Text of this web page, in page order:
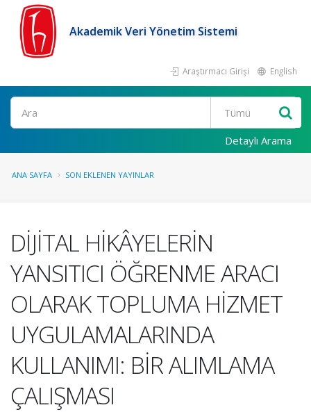
Akademik Veri Yönetim Sistemi
Araştırmacı Girişi English
Ara
Detaylı Arama
ANA SAYFA SON EKLENEN YAYINLAR
DİJİTAL HİKÂYELERİN
YANSITICI ÖĞRENME ARACI
OLARAK TOPLUMA HİZMET
UYGULAMALARINDA
KULLANIMI: BİR ALIMLAMA
ÇALIŞMASI